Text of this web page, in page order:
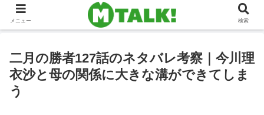
二月の勝者127話のネタバレ考察｜今川理
衣沙と母の関係に大きな溝ができてしま
う
メニュー 検索